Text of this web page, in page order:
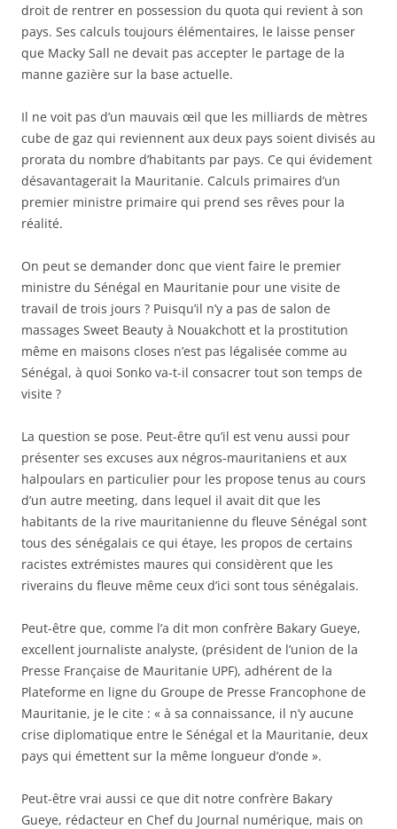
droit de rentrer en possession du quota qui revient à son
pays. Ses calculs toujours élémentaires, le laisse penser
que Macky Sall ne devait pas accepter le partage de la
manne gazière sur la base actuelle.
Il ne voit pas d’un mauvais œil que les milliards de mètres
cube de gaz qui reviennent aux deux pays soient divisés au
prorata du nombre d’habitants par pays. Ce qui évidement
désavantagerait la Mauritanie. Calculs primaires d’un
premier ministre primaire qui prend ses rêves pour la
réalité.
On peut se demander donc que vient faire le premier
ministre du Sénégal en Mauritanie pour une visite de
travail de trois jours ? Puisqu’il n’y a pas de salon de
massages Sweet Beauty à Nouakchott et la prostitution
même en maisons closes n’est pas légalisée comme au
Sénégal, à quoi Sonko va-t-il consacrer tout son temps de
visite ?
La question se pose. Peut-être qu’il est venu aussi pour
présenter ses excuses aux négros-mauritaniens et aux
halpoulars en particulier pour les propose tenus au cours
d’un autre meeting, dans lequel il avait dit que les
habitants de la rive mauritanienne du fleuve Sénégal sont
tous des sénégalais ce qui étaye, les propos de certains
racistes extrémistes maures qui considèrent que les
riverains du fleuve même ceux d’ici sont tous sénégalais.
Peut-être que, comme l’a dit mon confrère Bakary Gueye,
excellent journaliste analyste, (président de l’union de la
Presse Française de Mauritanie UPF), adhérent de la
Plateforme en ligne du Groupe de Presse Francophone de
Mauritanie, je le cite : « à sa connaissance, il n’y aucune
crise diplomatique entre le Sénégal et la Mauritanie, deux
pays qui émettent sur la même longueur d’onde ».
Peut-être vrai aussi ce que dit notre confrère Bakary
Gueye, rédacteur en Chef du Journal numérique, mais on